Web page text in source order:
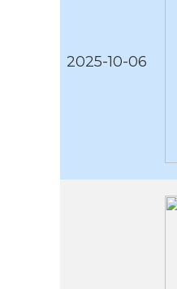
2025-10-06